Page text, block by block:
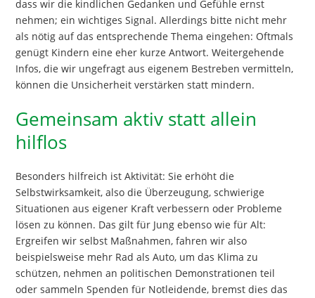
dass wir die kindlichen Gedanken und Gefühle ernst
nehmen; ein wichtiges Signal. Allerdings bitte nicht mehr
als nötig auf das entsprechende Thema eingehen: Oftmals
genügt Kindern eine eher kurze Antwort. Weitergehende
Infos, die wir ungefragt aus eigenem Bestreben vermitteln,
können die Unsicherheit verstärken statt mindern.
Gemeinsam aktiv statt allein
hilflos
Besonders hilfreich ist Aktivität: Sie erhöht die
Selbstwirksamkeit, also die Überzeugung, schwierige
Situationen aus eigener Kraft verbessern oder Probleme
lösen zu können. Das gilt für Jung ebenso wie für Alt:
Ergreifen wir selbst Maßnahmen, fahren wir also
beispielsweise mehr Rad als Auto, um das Klima zu
schützen, nehmen an politischen Demonstrationen teil
oder sammeln Spenden für Notleidende, bremst dies das